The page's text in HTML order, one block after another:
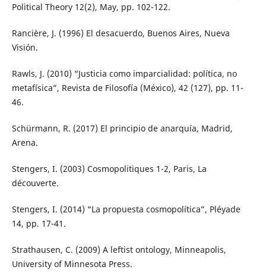
Political Theory 12(2), May, pp. 102-122.
Rancière, J. (1996) El desacuerdo, Buenos Aires, Nueva
Visión.
Rawls, J. (2010) “Justicia como imparcialidad: política, no
metafísica”, Revista de Filosofía (México), 42 (127), pp. 11-
46.
Schürmann, R. (2017) El principio de anarquía, Madrid,
Arena.
Stengers, I. (2003) Cosmopolitiques 1-2, Paris, La
découverte.
Stengers, I. (2014) “La propuesta cosmopolítica”, Pléyade
14, pp. 17-41.
Strathausen, C. (2009) A leftist ontology, Minneapolis,
University of Minnesota Press.